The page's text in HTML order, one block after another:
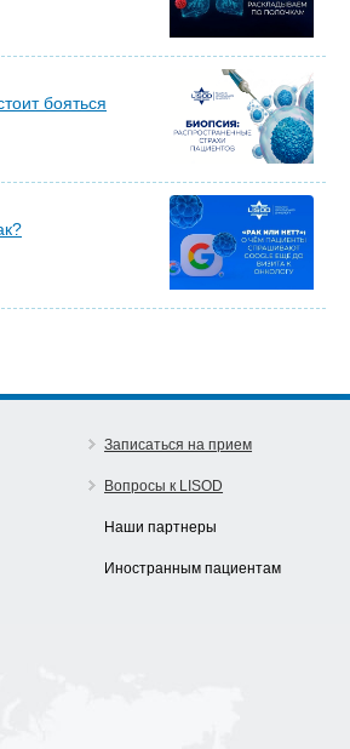
бояться
Записаться на прием
Вопросы к LISOD
Наши партнеры
Иностранным пациентам